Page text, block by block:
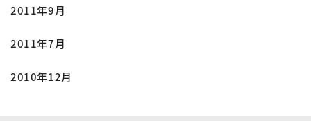
2011年9月
2011年7月
2010年12月